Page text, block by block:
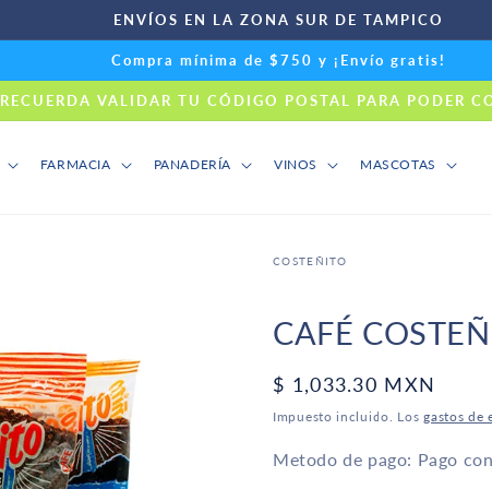
ENVÍOS EN LA ZONA SUR DE TAMPICO
Compra mínima de $750 y ¡Envío gratis!
RECUERDA VALIDAR TU CÓDIGO POSTAL PARA PODER
FARMACIA PANADERÍA VINOS MASCOTAS
COSTEÑITO
CAFÉ
Precio
habitual
$ 1,033.30 MXN
Impuesto incluido. Losgastos de
Metodo de pago: Pago